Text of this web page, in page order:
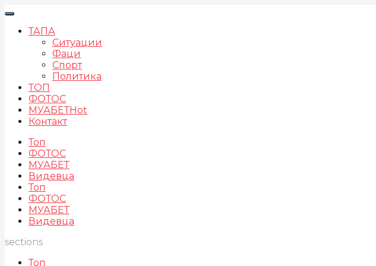
ТАПА
Ситуации
Фаци
Спорт
Политика
ТОП
ФОТОС
МУАБЕТHot
Контакт
Топ
ФОТОС
МУАБЕТ
Видевца
Топ
ФОТОС
МУАБЕТ
Видевца
sections
Топ